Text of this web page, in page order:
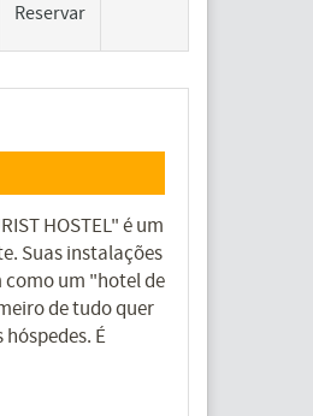
Reservar
HOSTEL" é um
Suas instalações
como um "hotel de
de tudo quer
É